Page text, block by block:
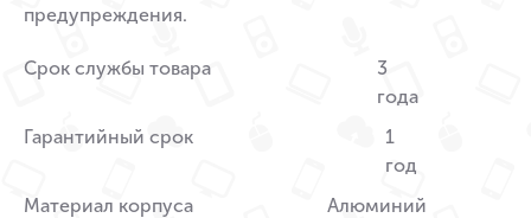
предупреждения.
Срок службы товара
3
года
Гарантийный срок
1
год
Материал корпуса
Алюминий